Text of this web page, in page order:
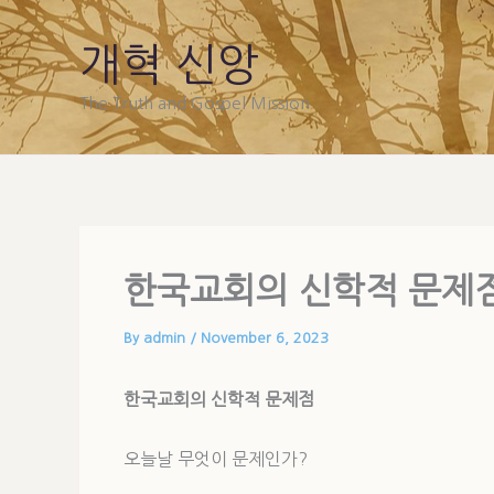
Skip
to
content
개혁 신앙
The Truth and Gospel Mission
한국교회의 신학적 문제
By admin / November 6, 2023
한국교회의 신학적 문제점
오늘날 무엇이 문제인가?